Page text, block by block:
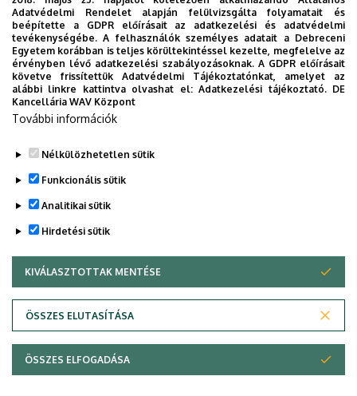
(angol nyelvű
képzésben részt vevő
hallgatók számára)
2026. augusztus 3–28.
Egyéb gyakorlati helyen:
Legutóbb frissítve: 2025. 05. 19. 07:45
© 2026 Unideb
Adatvédelmi Rendelet alapján felülvizsgálta folyamatait és
beépítette a GDPR előírásait az adatkezelési és adatvédelmi
tevékenységébe. A felhasználók személyes adatait a Debreceni
Egyetem korábban is teljes körültekintéssel kezelte, megfelelve az
érvényben lévő adatkezelési szabályozásoknak. A GDPR előírásait
követve frissítettük Adatvédelmi Tájékoztatónkat, amelyet az
alábbi linkre kattintva olvashat el:Adatkezelési tájékoztató. DE
Kancellária WAV Központ
További információk
Nélkülözhetetlen sütik
Funkcionális sütik
Analitikai sütik
Hirdetési sütik
KIVÁLASZTOTTAK MENTÉSE
ÖSSZES ELUTASÍTÁSA
WITHDRAW CONSENT
ÖSSZES ELFOGADÁSA